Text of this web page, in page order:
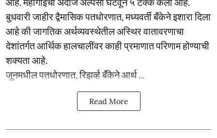
बुधवारी जाहीर द्वैमासिक पतधोरणात, मध्यवर्ती बँकेने इशारा दिला
आहे की जागतिक अर्थव्यवस्थेतील अस्थिर वातावरणाचा
देशांतर्गत आर्थिक हालचालींवर काही प्रमाणात परिणाम होण्याची
शक्यता आहे.
जूनमधील पतधोरणात, रिझर्व्ह बँकेने आर्थ ...
Read More